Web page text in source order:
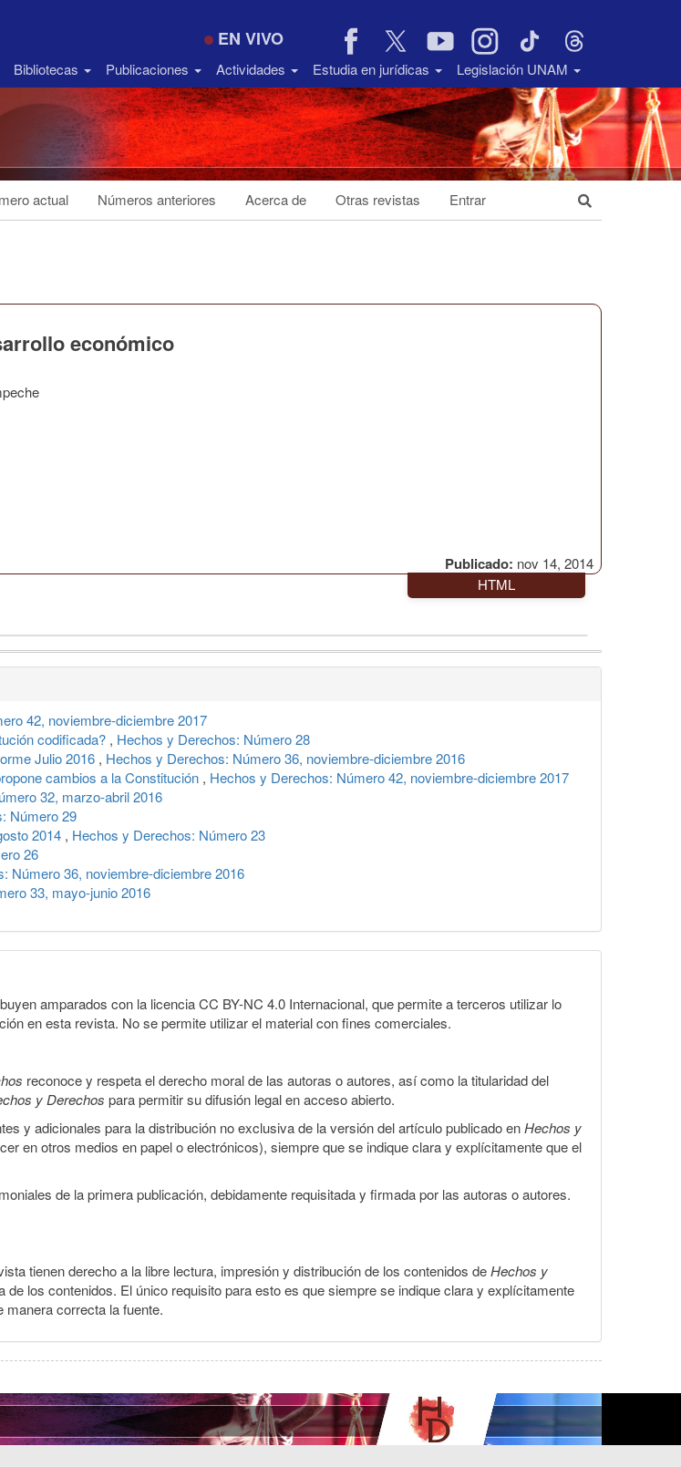
EN VIVO
Bibliotecas Publicaciones Actividades Estudia en jurídicas Legislación UNAM
actual Números anteriores Acerca de Otras revistas Entrar
Publicado: nov 14, 2014
económico
HTML
42, noviembre-diciembre 2017
codificada? , Hechos y Derechos: Número 28
Julio 2016 , Hechos y Derechos: Número 36, noviembre-diciembre 2016
cambios a la Constitución , Hechos y Derechos: Número 42, noviembre-diciembre 2017
32, marzo-abril 2016
Número 29
2014 , Hechos y Derechos: Número 23
26
Número 36, noviembre-diciembre 2016
33, mayo-junio 2016
amparados con la licencia CC BY-NC 4.0 Internacional, que permite a terceros utilizar lo
en esta revista. No se permite utilizar el material con fines comerciales.
reconoce y respeta el derecho moral de las autoras o autores, así como la titularidad del
y Derechos para permitir su difusión legal en acceso abierto.
y adicionales para la distribución no exclusiva de la versión del artículo publicado enHechos y
en otros medios en papel o electrónicos), siempre que se indique clara y explícitamente que el
de la primera publicación, debidamente requisitada y firmada por las autoras o autores.
tienen derecho a la libre lectura, impresión y distribución de los contenidos deHechos y
los contenidos. El único requisito para esto es que siempre se indique clara y explícitamente
manera correcta la fuente.